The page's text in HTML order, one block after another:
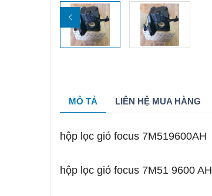
MÔ TẢ LIÊN HỆ MUA HÀNG
hộp lọc gió focus 7M519600AH
hộp lọc gió focus 7M51 9600 AH